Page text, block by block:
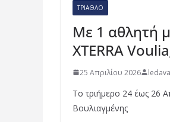
ΤΡΊΑΘΛΟ
Με 1 αθλητή
XTERRA
25 Απριλίου 2026
Το τριήμερο 24 έως 26
Βουλιαγμένης